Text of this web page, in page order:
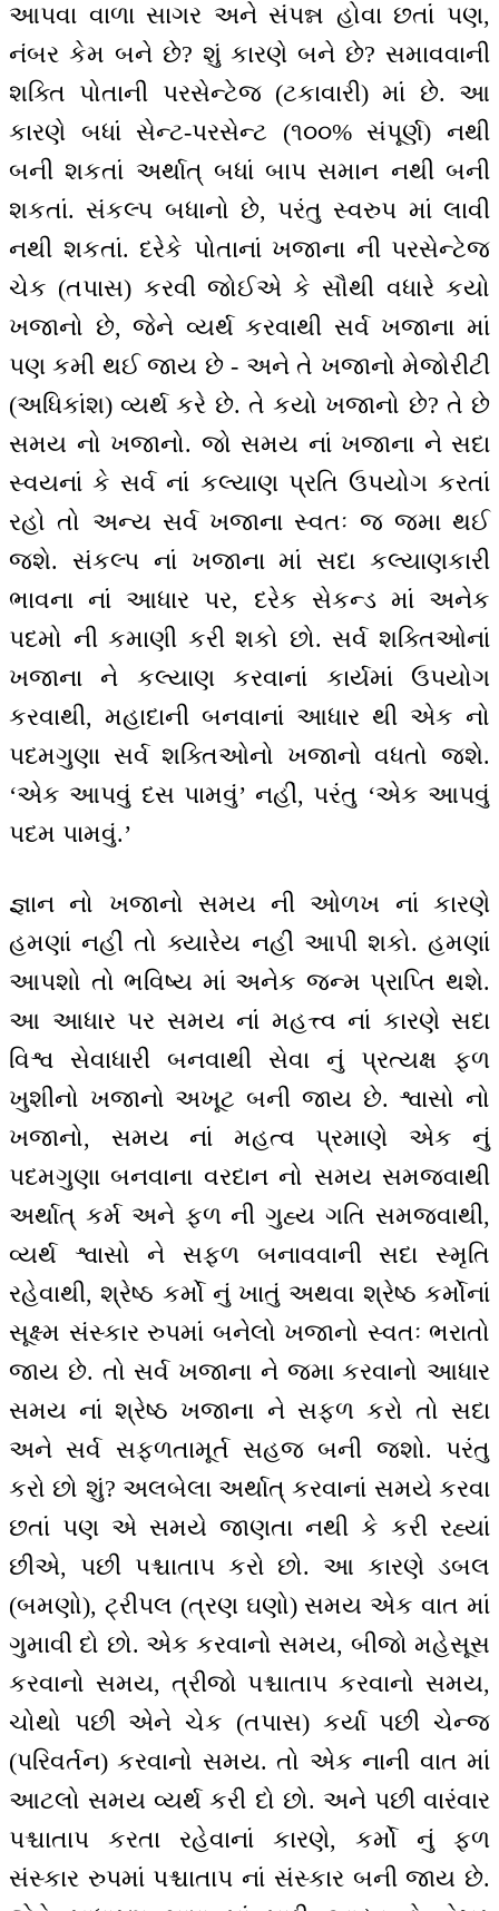
આપવા વાળા સાગર અને સંપન્ન હોવા છતાં પણ,
નંબર કેમ બને છે? શું કારણે બને છે? સમાવવાની
શક્તિ પોતાની પરસેન્ટેજ (ટકાવારી) માં છે. આ
કારણે બધાં સેન્ટ-પરસેન્ટ (૧૦૦% સંપૂર્ણ) નથી
બની શકતાં અર્થાત્ બધાં બાપ સમાન નથી બની
શકતાં. સંકલ્પ બધાનો છે, પરંતુ સ્વરુપ માં લાવી
નથી શકતાં. દરેકે પોતાનાં ખજાના ની પરસેન્ટેજ
ચેક (તપાસ) કરવી જોઈએ કે સૌથી વધારે કયો
ખજાનો છે, જેને વ્યર્થ કરવાથી સર્વ ખજાના માં
પણ કમી થઈ જાય છે - અને તે ખજાનો મેજોરીટી
(અધિકાંશ) વ્યર્થ કરે છે. તે કયો ખજાનો છે? તે છે
સમય નો ખજાનો. જો સમય નાં ખજાના ને સદા
સ્વયનાં કે સર્વ નાં કલ્યાણ પ્રતિ ઉપયોગ કરતાં
રહો તો અન્ય સર્વ ખજાના સ્વતઃ જ જમા થઈ
જશે. સંકલ્પ નાં ખજાના માં સદા કલ્યાણકારી
ભાવના નાં આધાર પર, દરેક સેકન્ડ માં અનેક
પદમો ની કમાણી કરી શકો છો. સર્વ શક્તિઓનાં
ખજાના ને કલ્યાણ કરવાનાં કાર્યમાં ઉપયોગ
કરવાથી, મહાદાની બનવાનાં આધાર થી એક નો
પદમગુણા સર્વ શક્તિઓનો ખજાનો વધતો જશે.
‘એક આપવું દસ પામવું’ નહીં, પરંતુ ‘એક આપવું
પદમ પામવું.’
જ્ઞાન નો ખજાનો સમય ની ઓળખ નાં કારણે
હમણાં નહીં તો ક્યારેય નહીં આપી શકો. હમણાં
આપશો તો ભવિષ્ય માં અનેક જન્મ પ્રાપ્તિ થશે.
આ આધાર પર સમય નાં મહત્ત્વ નાં કારણે સદા
વિશ્વ સેવાધારી બનવાથી સેવા નું પ્રત્યક્ષ ફળ
ખુશીનો ખજાનો અખૂટ બની જાય છે. શ્વાસો નો
ખજાનો, સમય નાં મહત્વ પ્રમાણે એક નું
પદમગુણા બનવાના વરદાન નો સમય સમજવાથી
અર્થાત્ કર્મ અને ફળ ની ગુહ્ય ગતિ સમજવાથી,
વ્યર્થ શ્વાસો ને સફળ બનાવવાની સદા સ્મૃતિ
રહેવાથી, શ્રેષ્ઠ કર્મો નું ખાતું અથવા શ્રેષ્ઠ કર્મોનાં
સૂક્ષ્મ સંસ્કાર રુપમાં બનેલો ખજાનો સ્વતઃ ભરાતો
જાય છે. તો સર્વ ખજાના ને જમા કરવાનો આધાર
સમય નાં શ્રેષ્ઠ ખજાના ને સફળ કરો તો સદા
અને સર્વ સફળતામૂર્ત સહજ બની જશો. પરંતુ
કરો છો શું? અલબેલા અર્થાત્ કરવાનાં સમયે કરવા
છતાં પણ એ સમયે જાણતા નથી કે કરી રહ્યાં
છીએ, પછી પશ્ચાતાપ કરો છો. આ કારણે ડબલ
(બમણો), ટ્રીપલ (ત્રણ ઘણો) સમય એક વાત માં
ગુમાવી દો છો. એક કરવાનો સમય, બીજો મહેસૂસ
કરવાનો સમય, ત્રીજો પશ્ચાતાપ કરવાનો સમય,
ચોથો પછી એને ચેક (તપાસ) કર્યા પછી ચેન્જ
(પરિવર્તન) કરવાનો સમય. તો એક નાની વાત માં
આટલો સમય વ્યર્થ કરી દો છો. અને પછી વારંવાર
પશ્ચાતાપ કરતા રહેવાનાં કારણે, કર્મો નું ફળ
સંસ્કાર રુપમાં પશ્ચાતાપ નાં સંસ્કાર બની જાય છે.